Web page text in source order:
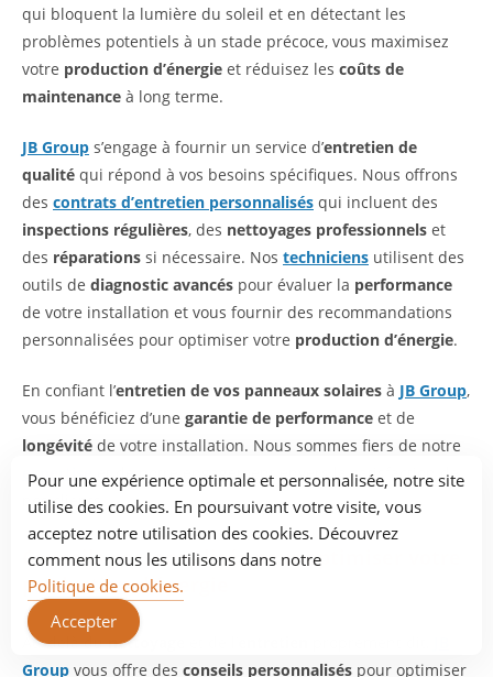
qui bloquent la lumière du soleil et en détectant les
problèmes potentiels à un stade précoce, vous maximisez
votre production d’énergie et réduisez les coûts de
maintenance à long terme.
JB Group s’engage à fournir un service d’entretien de
qualité qui répond à vos besoins spécifiques. Nous offrons
des contrats d’entretien personnalisés qui incluent des
inspections régulières, des nettoyages professionnels et
des réparations si nécessaire. Nos techniciens utilisent des
outils de diagnostic avancés pour évaluer la performance
de votre installation et vous fournir des recommandations
personnalisées pour optimiser votre production d’énergie.
En confiant l’entretien de vos panneaux solaires à JB Group,
vous bénéficiez d’une garantie de performance et de
longévité de votre installation. Nous sommes fiers de notre
expertiseet de notre engagement envers la satisfaction de
nos clients.
Conseils personnalisés pour optimiser votre
production d’énergie
Au-delà dunettoyage
Group vous offre des conseils personnalisés pour optimiser
Pour une expérience optimale et personnalisée, notre site
utilise des cookies. En poursuivant votre visite, vous
acceptez notre utilisation des cookies. Découvrez
comment nous les utilisons dans notre
Politique de cookies.
Accepter